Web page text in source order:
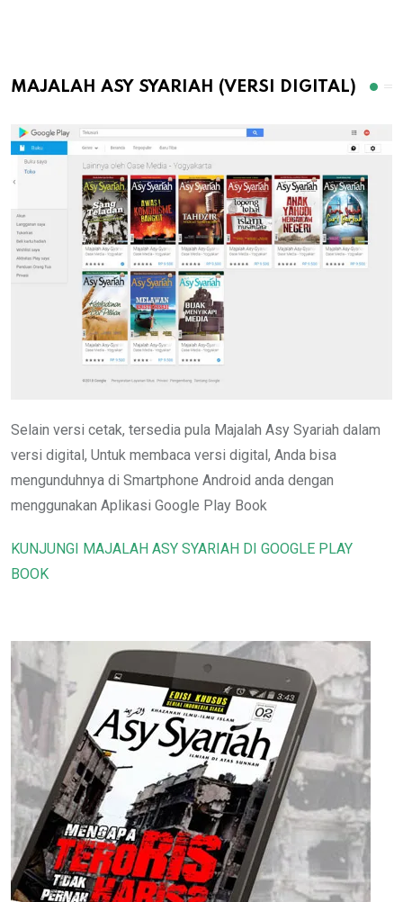
MAJALAH ASY SYARIAH (VERSI DIGITAL)
Selain versi cetak, tersedia pula Majalah Asy Syariah dalam
versi digital, Untuk membaca versi digital, Anda bisa
mengunduhnya di Smartphone Android anda dengan
menggunakan Aplikasi Google Play Book
KUNJUNGI MAJALAH ASY SYARIAH DI GOOGLE PLAY
BOOK